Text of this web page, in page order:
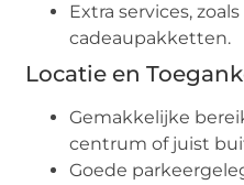
Extra services,
cadeaupakketten.
Locatie en
Gemakkelijke
centrum of juist
Goede